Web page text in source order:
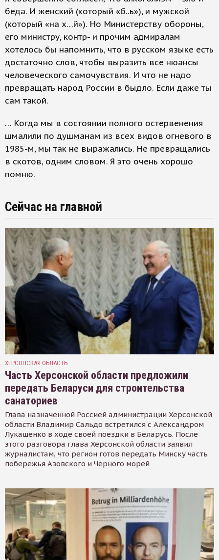
беда. И женский (который «б..ь»), и мужской
(который «на х…й»). Но Министерству обороны,
его министру, контр- и прочим адмиралам
хотелось бы напомнить, что в русском языке есть
достаточно слов, чтобы выразить все нюансы
человеческого самочувствия. И что не надо
превращать народ России в быдло. Если даже ты
сам такой.
… Когда мы в состоянии полного остервенения
шмалили по душманам из всех видов огневого в
1985-м, мы так не выражались. Не превращались
в скотов, одним словом. Я это очень хорошо
помню.
Сейчас на главной
ХЕРСОНСКАЯ ОБЛАСТЬ
Часть Херсонской области предложили
передать Беларуси для строительства
санаториев
Глава назначенной Россией администрации Херсонской
области Владимир Сальдо встретился с Александром
Лукашенко в ходе своей поездки в Беларусь. После
этого разговора глава Херсонской области заявил
журналистам, что регион готов передать Минску часть
побережья Азовского и Черного морей